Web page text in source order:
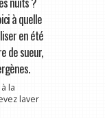
à quelle
en été
de sueur,
la
laver